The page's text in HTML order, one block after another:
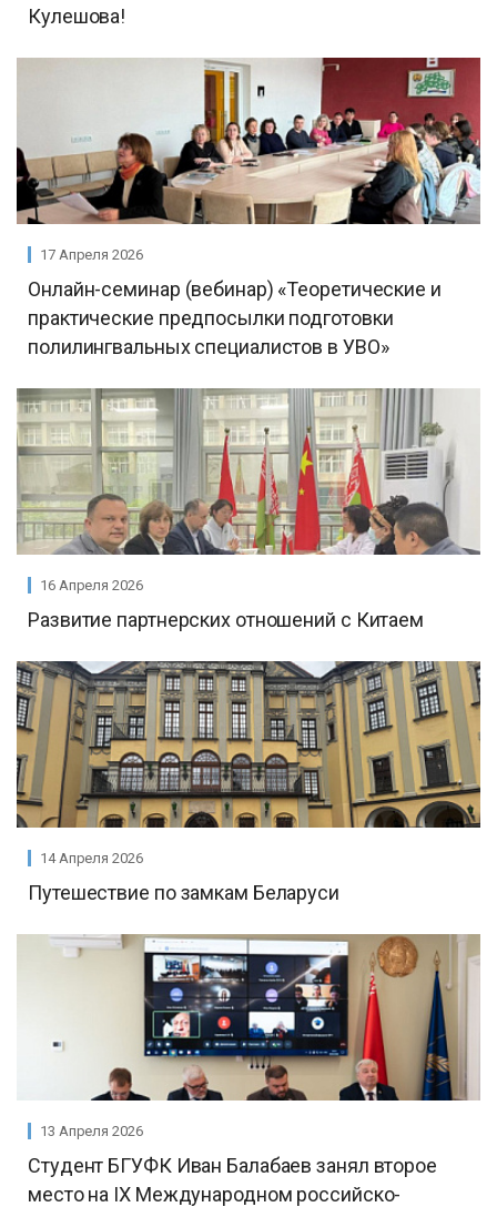
Кулешова!
17 Апреля 2026
Онлайн-семинар (вебинар) «Теоретические и
практические предпосылки подготовки
полилингвальных специалистов в УВО»
16 Апреля 2026
Развитие партнерских отношений с Китаем
14 Апреля 2026
Путешествие по замкам Беларуси
13 Апреля 2026
Студент БГУФК Иван Балабаев занял второе
место на IХ Международном российско-